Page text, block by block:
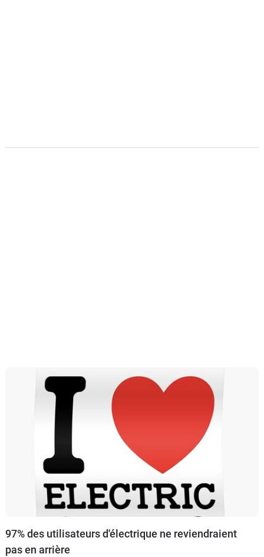
97% des utilisateurs d'électrique ne reviendraient
pas en arrière